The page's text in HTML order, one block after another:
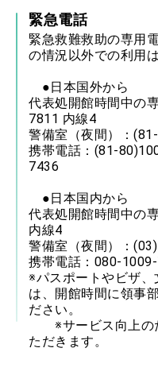
緊急電話
緊急救難救助の専用
の情況以外での利用
●日本国外から
代表処開館時間中の
7811 内線4
警備室（夜間）：
携帯電話：(81-
7436
●日本国内から
代表処開館時間中の
内線4
警備室（夜間）：
携帯電話：080-
※パスポートやビザ
は、開館時間に領事
ださい。
※サービス向上の
ただきます。